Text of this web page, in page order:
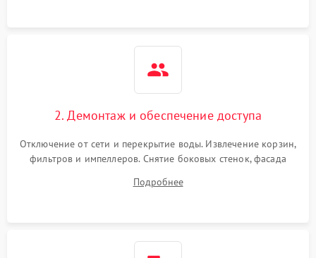
2. Демонтаж и обеспечение доступа
Отключение от сети и перекрытие воды. Извлечение корзин,
фильтров и импеллеров. Снятие боковых стенок, фасада
циркуляционному насосу, ТЭНу и сливной помпе.
Подробнее